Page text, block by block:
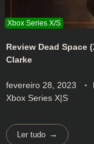
Review Dead Space
Clarke
fevereiro 28, 2023
Xbox Series X|S
Ler tudo